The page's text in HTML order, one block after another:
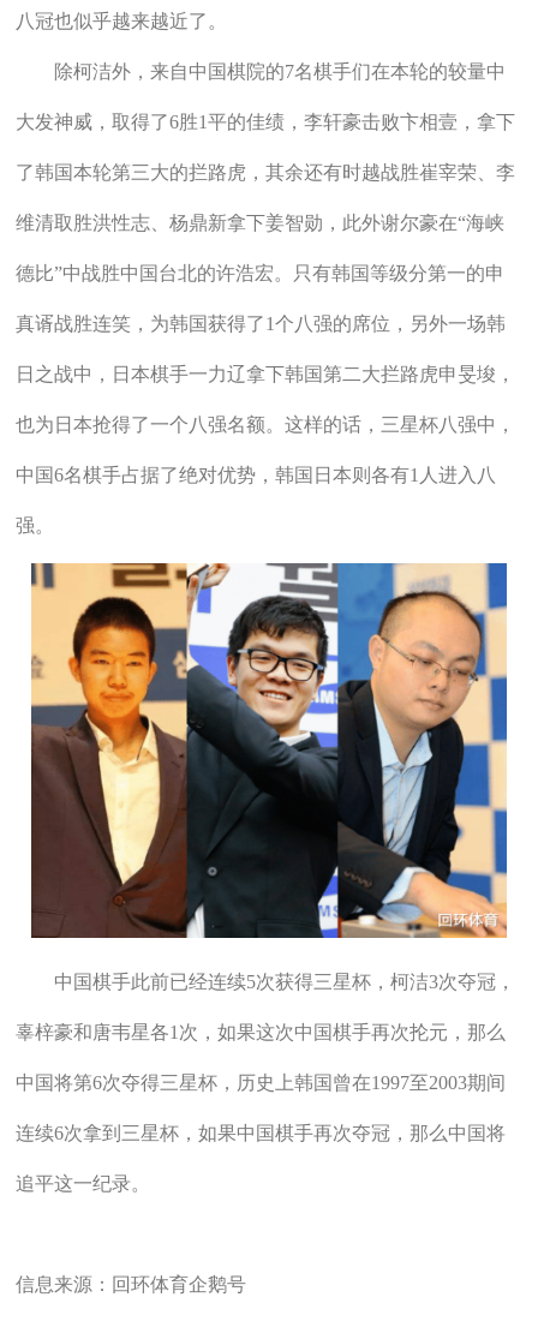
八冠也似乎越来越近了。
除柯洁外，来自中国棋院的7名棋手们在本轮的较量中
大发神威，取得了6胜1平的佳绩，李轩豪击败卞相壹，拿下
了韩国本轮第三大的拦路虎，其余还有时越战胜崔宰荣、李
维清取胜洪性志、杨鼎新拿下姜智勋，此外谢尔豪在“海峡
德比”中战胜中国台北的许浩宏。只有韩国等级分第一的申
真谞战胜连笑，为韩国获得了1个八强的席位，另外一场韩
日之战中，日本棋手一力辽拿下韩国第二大拦路虎申旻埈，
也为日本抢得了一个八强名额。这样的话，三星杯八强中，
中国6名棋手占据了绝对优势，韩国日本则各有1人进入八
强。
中国棋手此前已经连续5次获得三星杯，柯洁3次夺冠，
辜梓豪和唐韦星各1次，如果这次中国棋手再次抡元，那么
中国将第6次夺得三星杯，历史上韩国曾在1997至2003期间
连续6次拿到三星杯，如果中国棋手再次夺冠，那么中国将
追平这一纪录。
信息来源：回环体育企鹅号